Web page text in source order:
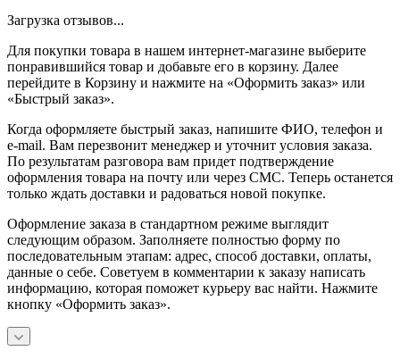
Загрузка отзывов...
Для покупки товара в нашем интернет-магазине выберите
понравившийся товар и добавьте его в корзину. Далее
перейдите в Корзину и нажмите на «Оформить заказ» или
«Быстрый заказ».
Когда оформляете быстрый заказ, напишите ФИО, телефон и
e-mail. Вам перезвонит менеджер и уточнит условия заказа.
По результатам разговора вам придет подтверждение
оформления товара на почту или через СМС. Теперь останется
только ждать доставки и радоваться новой покупке.
Оформление заказа в стандартном режиме выглядит
следующим образом. Заполняете полностью форму по
последовательным этапам: адрес, способ доставки, оплаты,
данные о себе. Советуем в комментарии к заказу написать
информацию, которая поможет курьеру вас найти. Нажмите
кнопку «Оформить заказ».